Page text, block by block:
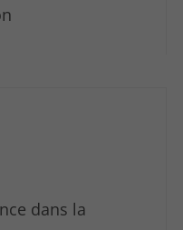
dans la